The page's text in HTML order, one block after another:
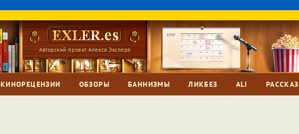
Авторский проект Алекса Экслера
КИНОРЕЦЕНЗИИ ОБЗОРЫ БАННИЗМЫ ЛИКБЕЗ ALI